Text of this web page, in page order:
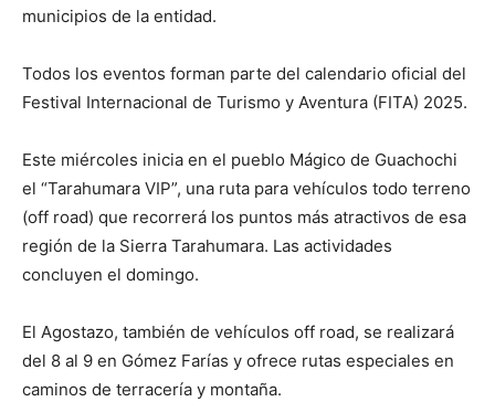
municipios de la entidad.
Todos los eventos forman parte del calendario oficial del
Festival Internacional de Turismo y Aventura (FITA) 2025.
Este miércoles inicia en el pueblo Mágico de Guachochi
el “Tarahumara VIP”, una ruta para vehículos todo terreno
(off road) que recorrerá los puntos más atractivos de esa
región de la Sierra Tarahumara. Las actividades
concluyen el domingo.
El Agostazo, también de vehículos off road, se realizará
del 8 al 9 en Gómez Farías y ofrece rutas especiales en
caminos de terracería y montaña.